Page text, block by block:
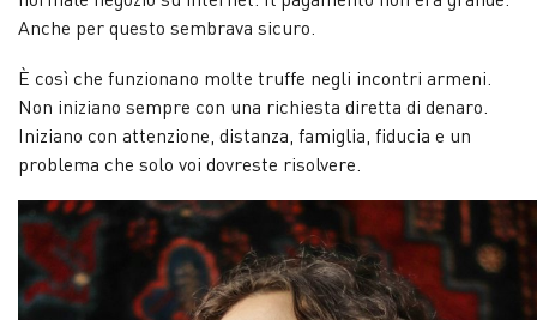
Anche per questo sembrava sicuro.
È così che funzionano molte truffe negli incontri armeni.
Non iniziano sempre con una richiesta diretta di denaro.
Iniziano con attenzione, distanza, famiglia, fiducia e un
problema che solo voi dovreste risolvere.